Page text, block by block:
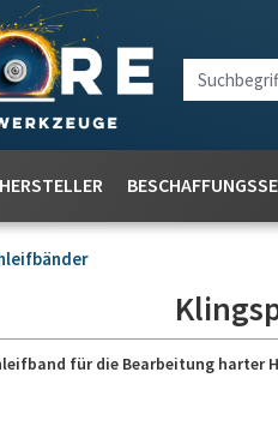
HERSTELLER
für die Bearbeitung harter